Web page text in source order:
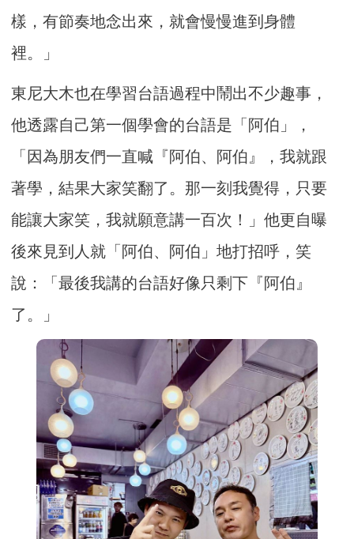
樣，有節奏地念出來，就會慢慢進到身體
裡。」
東尼大木也在學習台語過程中鬧出不少趣事，
他透露自己第一個學會的台語是「阿伯」，
「因為朋友們一直喊『阿伯、阿伯』，我就跟
著學，結果大家笑翻了。那一刻我覺得，只要
能讓大家笑，我就願意講一百次！」他更自曝
後來見到人就「阿伯、阿伯」地打招呼，笑
說：「最後我講的台語好像只剩下『阿伯』
了。」